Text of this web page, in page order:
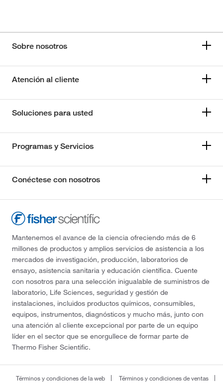
Sobre nosotros
Atención al cliente
Soluciones para usted
Programas y Servicios
Conéctese con nosotros
Mantenemos el avance de la ciencia ofreciendo más de 6
millones de productos y amplios servicios de asistencia a los
mercados de investigación, producción, laboratorios de
ensayo, asistencia sanitaria y educación científica. Cuente
con nosotros para una selección inigualable de suministros de
laboratorio, Life Sciences, seguridad y gestión de
instalaciones, incluidos productos químicos, consumibles,
equipos, instrumentos, diagnósticos y mucho más, junto con
una atención al cliente excepcional por parte de un equipo
líder en el sector que se enorgullece de formar parte de
Thermo Fisher Scientific.
Términos y condiciones de la web
Términos y condiciones de ventas